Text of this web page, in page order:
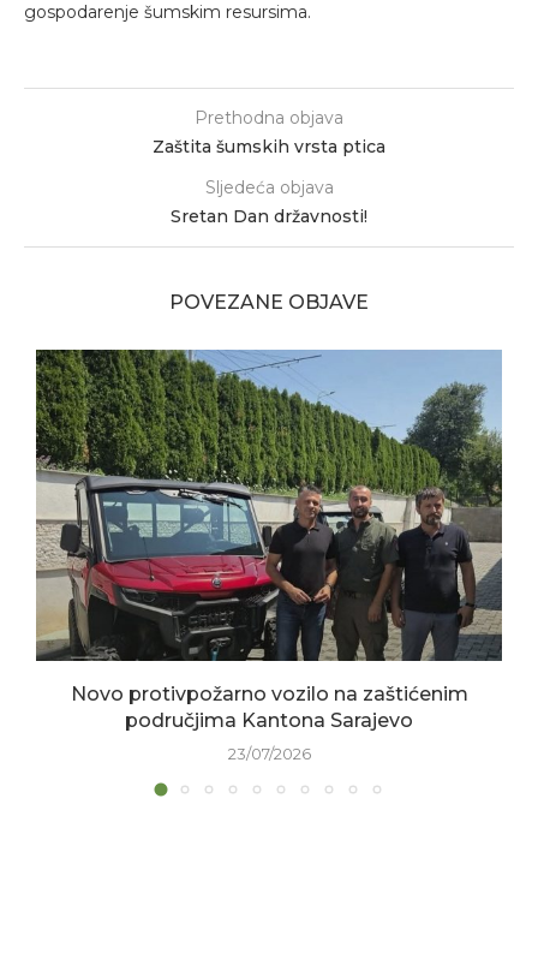
gospodarenje šumskim resursima.
Prethodna objava
Zaštita šumskih vrsta ptica
Sljedeća objava
Sretan Dan državnosti!
POVEZANE OBJAVE
Novo protivpožarno vozilo na zaštićenim
područjima Kantona Sarajevo
23/07/2026